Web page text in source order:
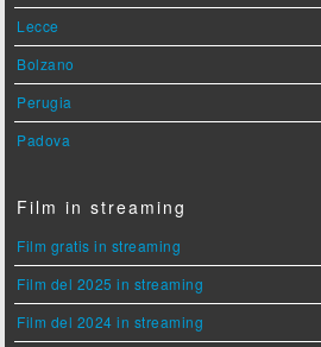
Lecce
Bolzano
Perugia
Padova
Film in streaming
Film gratis in streaming
Film del 2025 in streaming
Film del 2024 in streaming